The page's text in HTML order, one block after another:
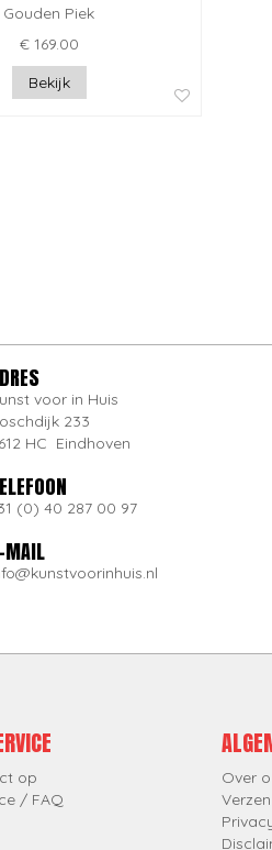
Gouden Piek
€ 169.00
Bekijk
voor in Huis
233
HC Eindhoven
(0) 40 287 00 97
MAIL
op
/ FAQ
Over